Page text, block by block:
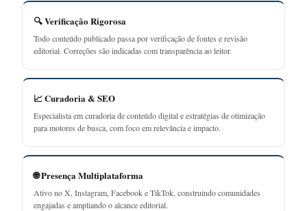
🔍 Verificação Rigorosa
Todo conteúdo publicado passa por verificação de fontes e revisão
editorial. Correções são indicadas com transparência ao leitor.
📈 Curadoria & SEO
Especialista em curadoria de conteúdo digital e estratégias de otimização
para motores de busca, com foco em relevância e impacto.
🌐 Presença Multiplataforma
Ativo no X, Instagram, Facebook e TikTok, construindo comunidades
engajadas e ampliando o alcance editorial.